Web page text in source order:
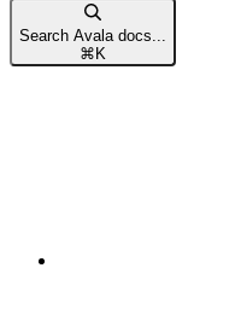
Search Avala docs...
⌘ K